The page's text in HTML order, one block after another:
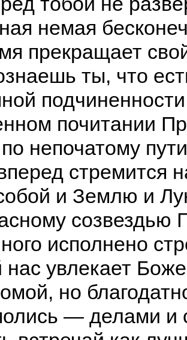
немая
прекращает
ты, что
почитании
непочатому пути
стремится
и Землю и
созвездью
исполнено
увлекает
но
— делами и